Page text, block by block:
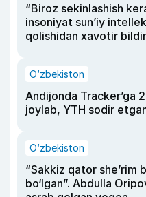
“Biroz sekinlashish
insoniyat sun’iy
qolishidan xavotir
O‘zbekiston
Andijonda Tracker’ga
joylab, YTH sodir
O‘zbekiston
“Sakkiz qator she’rim
bo‘lgan”. Abdulla